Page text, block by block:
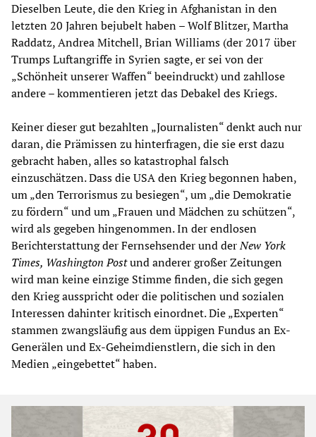
Dieselben Leute, die den Krieg in Afghanistan in den
letzten 20 Jahren bejubelt haben – Wolf Blitzer, Martha
Raddatz, Andrea Mitchell, Brian Williams (der 2017 über
Trumps Luftangriffe in Syrien sagte, er sei von der
„Schönheit unserer Waffen“ beeindruckt) und zahllose
andere – kommentieren jetzt das Debakel des Kriegs.
Keiner dieser gut bezahlten „Journalisten“ denkt auch nur
daran, die Prämissen zu hinterfragen, die sie erst dazu
gebracht haben, alles so katastrophal falsch
einzuschätzen. Dass die USA den Krieg begonnen haben,
um „den Terrorismus zu besiegen“, um „die Demokratie
zu fördern“ und um „Frauen und Mädchen zu schützen“,
wird als gegeben hingenommen. In der endlosen
Berichterstattung der Fernsehsender und derNew York
Times, Washington Postund anderer großer Zeitungen
wird man keine einzige Stimme finden, die sich gegen
den Krieg ausspricht oder die politischen und sozialen
Interessen dahinter kritisch einordnet. Die „Experten“
stammen zwangsläufig aus dem üppigen Fundus an Ex-
Generälen und Ex-Geheimdienstlern, die sich in den
Medien „eingebettet“ haben.